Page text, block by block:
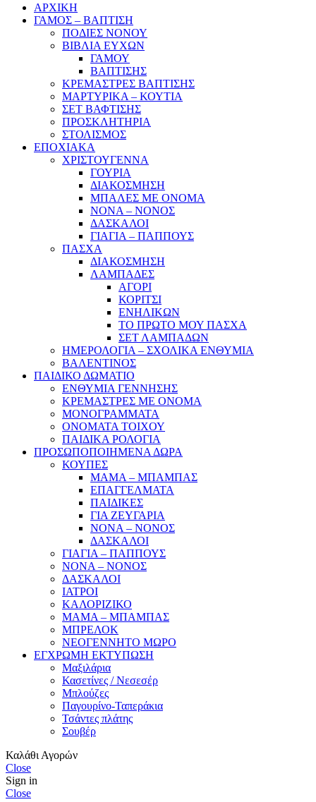
ΑΡΧΙΚΗ
ΓΑΜΟΣ – ΒΑΠΤΙΣΗ
ΠΟΔΙΕΣ ΝΟΝΟΥ
ΒΙΒΛΙΑ ΕΥΧΩΝ
ΓΑΜΟΥ
ΒΑΠΤΙΣΗΣ
ΚΡΕΜΑΣΤΡΕΣ ΒΑΠΤΙΣΗΣ
ΜΑΡΤΥΡΙΚΑ – ΚΟΥΤΙΑ
ΣΕΤ ΒΑΦΤΙΣΗΣ
ΠΡΟΣΚΛΗΤΗΡΙΑ
ΣΤΟΛΙΣΜΟΣ
ΕΠΟΧΙΑΚΑ
ΧΡΙΣΤΟΥΓΕΝΝΑ
ΓΟΥΡΙΑ
ΔΙΑΚΟΣΜΗΣΗ
ΜΠΑΛΕΣ ΜΕ ΟΝΟΜΑ
ΝΟΝΑ – ΝΟΝΟΣ
ΔΑΣΚΑΛΟΙ
ΓΙΑΓΙΑ – ΠΑΠΠΟΥΣ
ΠΑΣΧΑ
ΔΙΑΚΟΣΜΗΣΗ
ΛΑΜΠΑΔΕΣ
ΑΓΟΡΙ
ΚΟΡΙΤΣΙ
ΕΝΗΛΙΚΩΝ
ΤΟ ΠΡΩΤΟ ΜΟΥ ΠΑΣΧΑ
ΣΕΤ ΛΑΜΠΑΔΩΝ
ΗΜΕΡΟΛΟΓΙΑ – ΣΧΟΛΙΚΑ ΕΝΘΥΜΙΑ
ΒΑΛΕΝΤΙΝΟΣ
ΠΑΙΔΙΚΟ ΔΩΜΑΤΙΟ
ΕΝΘΥΜΙΑ ΓΕΝΝΗΣΗΣ
ΚΡΕΜΑΣΤΡΕΣ ΜΕ ΟΝΟΜΑ
ΜΟΝΟΓΡΑΜΜΑΤΑ
ΟΝΟΜΑΤΑ ΤΟΙΧΟΥ
ΠΑΙΔΙΚΑ ΡΟΛΟΓΙΑ
ΠΡΟΣΩΠΟΠΟΙΗΜΕΝΑ ΔΩΡΑ
ΚΟΥΠΕΣ
ΜΑΜΑ – ΜΠΑΜΠΑΣ
ΕΠΑΓΓΕΛΜΑΤΑ
ΠΑΙΔΙΚΕΣ
ΓΙΑ ΖΕΥΓΑΡΙΑ
ΝΟΝΑ – ΝΟΝΟΣ
ΔΑΣΚΑΛΟΙ
ΓΙΑΓΙΑ – ΠΑΠΠΟΥΣ
ΝΟΝΑ – ΝΟΝΟΣ
ΔΑΣΚΑΛΟΙ
ΙΑΤΡΟΙ
ΚΑΛΟΡΙΖΙΚΟ
ΜΑΜΑ – ΜΠΑΜΠΑΣ
ΜΠΡΕΛΟΚ
ΝΕΟΓΕΝΝΗΤΟ ΜΩΡΟ
ΕΓΧΡΩΜΗ ΕΚΤΥΠΩΣΗ
Μαξιλάρια
Κασετίνες / Νεσεσέρ
Μπλούζες
Παγουρίνο-Ταπεράκια
Τσάντες πλάτης
Σουβέρ
Καλάθι Αγορών
Close
Sign in
Close